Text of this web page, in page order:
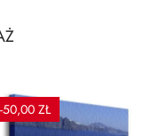
-50,00 ZŁ